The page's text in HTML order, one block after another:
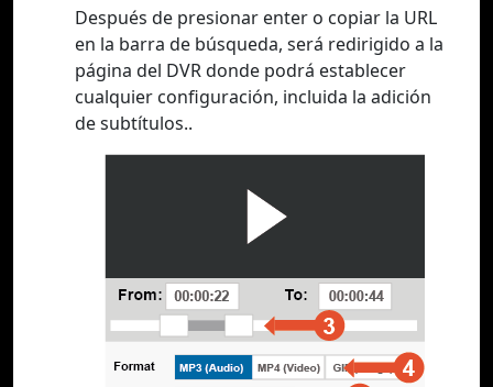
Después de presionar enter o copiar la URL
en la barra de búsqueda, será redirigido a la
página del DVR donde podrá establecer
cualquier configuración, incluida la adición
de subtítulos..